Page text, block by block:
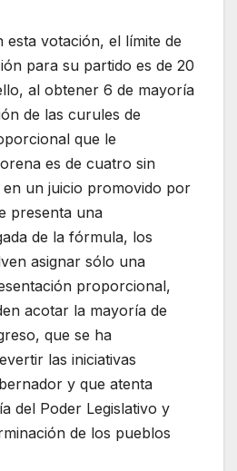
esta votación, el límite de
para su partido es de 20
al obtener 6 de mayoría
de las curules de
que le
es de cuatro sin
un juicio promovido por
presenta una
de la fórmula, los
asignar sólo una
proporcional,
acotar la mayoría de
que se ha
las iniciativas
y que atenta
del Poder Legislativo y
de los pueblos